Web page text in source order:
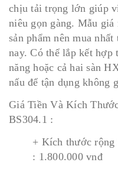
chịu tải trọng lớn giúp
niêu gọn gàng. Mẫu
sản phẩm nên mua
nay. Có thể lắp kết hợp
năng hoặc cả hai sàn
nấu để tận dụng không
Giá Tiền Và Kích
BS304.1 :
+ Kích thước rộng
: 1.800.000 vnđ